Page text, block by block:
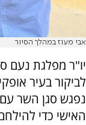
אבי מעוז במהלך הסיור
יו"ר מפלגת נעם
לביקור בעיר
נפגש סגן השר
האישי כדי